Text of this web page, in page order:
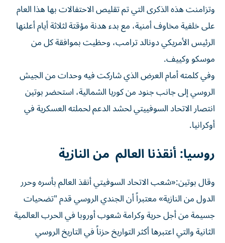
وتزامنت هذه الذكرى التي تم تقليص الاحتفالات بها هذا العام
على خلفية مخاوف أمنية، مع بدء هدنة مؤقتة لثلاثة أيام أعلنها
الرئيس الأمريكي دونالد ترامب، وحظيت بموافقة كل من
موسكو وكييف.
وفي كلمته أمام العرض الذي شاركت فيه وحدات من الجيش
الروسي إلى جانب جنود من كوريا الشمالية، استحضر بوتين
انتصار الاتحاد السوفييتي لحشد الدعم لحملته العسكرية في
أوكرانيا.
روسيا: أنقذنا العالم من النازية
وقال بوتين:«شعب الاتحاد السوفيتي أنقذ العالم بأسره وحرر
الدول من النازية» معتبراً أن الجندي الروسي قدم "تضحيات
جسيمة من أجل حرية وكرامة شعوب أوروبا في الحرب العالمية
الثانية والتي اعتبرها أكثر التواريخ حزناً في التاريخ الروسي